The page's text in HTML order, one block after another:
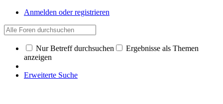
Anmelden oder registrieren
Nur Betreff durchsuchen
Ergebnisse als Themen
anzeigen
Erweiterte Suche